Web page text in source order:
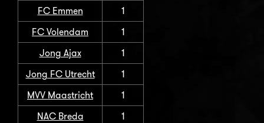
FC Emmen
1
FC Volendam
1
Jong Ajax
1
Jong FC Utrecht
1
MVV Maastricht
1
NAC Breda
1